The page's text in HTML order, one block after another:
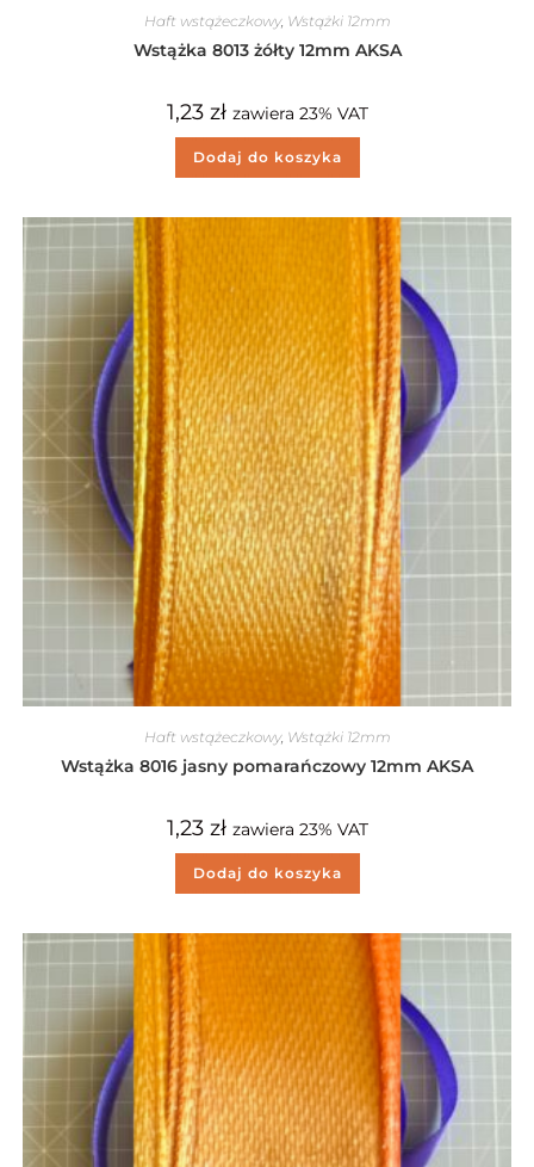
Haft wstążeczkowy, Wstążki 12mm
Wstążka 8013 żółty 12mm AKSA
1,23 zł zawiera 23% VAT
Dodaj do koszyka
Haft wstążeczkowy, Wstążki 12mm
Wstążka 8016 jasny pomarańczowy 12mm AKSA
1,23 zł zawiera 23% VAT
Dodaj do koszyka